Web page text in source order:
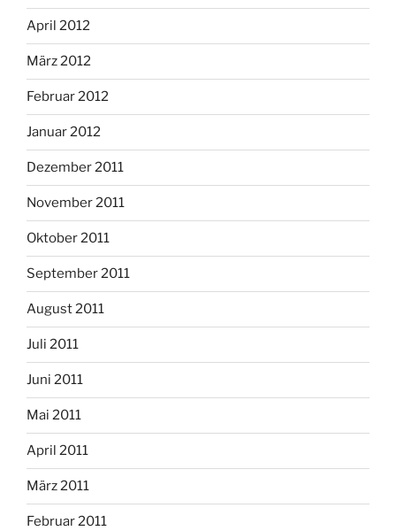
April 2012
März 2012
Februar 2012
Januar 2012
Dezember 2011
November 2011
Oktober 2011
September 2011
August 2011
Juli 2011
Juni 2011
Mai 2011
April 2011
März 2011
Februar 2011